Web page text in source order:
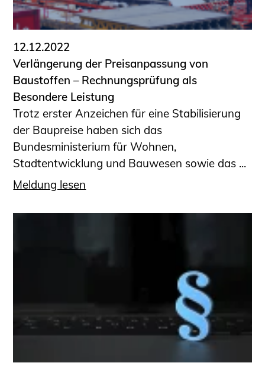
Informationen für Fortbildungsträger
Anträge, Anzeigen, Formulare
Fortbildung/Seminare
Informationen für Ingenieurinnen
und Ingenieure
Recht
Planungswettbewerbe
Publikationen
Stellenbörse
Staatlich anerkannte Sachverständige
Öffentlich bestellte und vereidigte
Bauvorlageberechtigte
Abwasserleitungen
Vereinbarungen mit
12.12.2022
Verlängerung der Preisanpassung von
Baustoffen – Rechnungsprüfung als
Besondere Leistung
Trotz erster Anzeichen für eine Stabilisierung
der Baupreise haben sich das
Bundesministerium für Wohnen,
Stadtentwicklung und Bauwesen sowie das ...
Meldung lesen